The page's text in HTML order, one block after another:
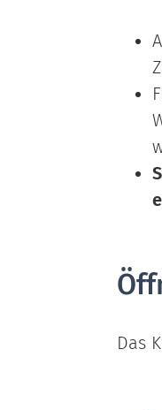
Das